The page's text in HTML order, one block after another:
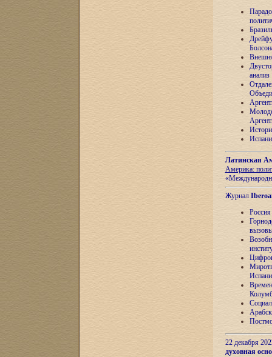
анализ
Латинская
Америка:
Журнал
22 декабря
духовная